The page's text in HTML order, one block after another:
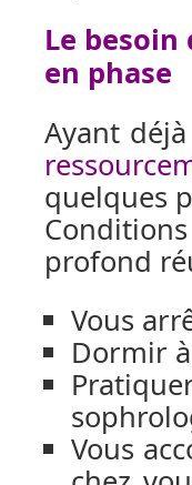
Le
en phase
Ayant
quelques
profond
Vous
Dormir
Vous